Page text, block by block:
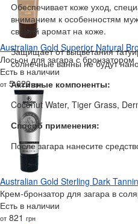
Обеспечивает коже уход,
вниманием к особенностям
свежий аромат на коже.
Защищает от выцветания
солнечные ванны не будут
Активные компоненты:
Coconut Water, Tiger Grass,
Способ применения:
После загара нанесите
Australian Gold Superior Natural
Лосьон для загара с бронзатором
Есть в наличии
от 5 629грн
Australian Gold Sterling Dark
Крем-бронзатор для загара в
Есть в наличии
от 821 грн